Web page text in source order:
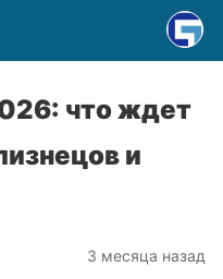
что ждет
и
3 месяца назад